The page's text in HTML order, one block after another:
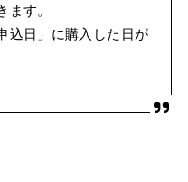
ます。
込日」に購入した日が